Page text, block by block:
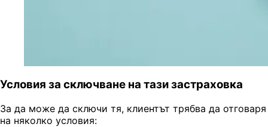
Условия за сключване на тази застраховка
За да може да сключи тя, клиентът трябва да отговаря
на няколко условия: